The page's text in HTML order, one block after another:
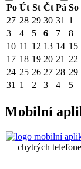
Po Út St Čt Pá So
27 28 29 30 31 1
3
4 5 6 7 8
10 11 12 13 14 15
17 18 19 20 21 22
24 25 26 27 28 29
31 1 2 3 4 5
Mobilní
chytrých